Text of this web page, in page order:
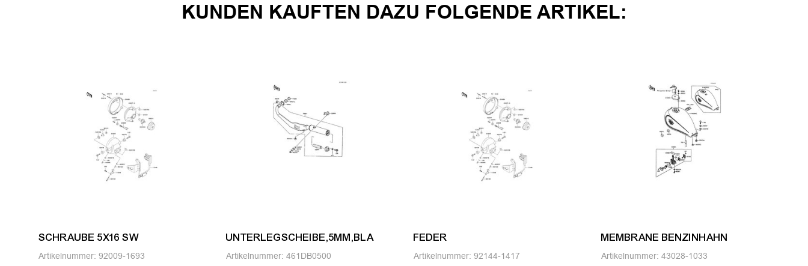
KUNDEN KAUFTEN DAZU FOLGENDE ARTIKEL:
SCHRAUBE 5X16 SW
Artikelnummer: 92009-1693
UNTERLEGSCHEIBE,5MM,BLA
Artikelnummer: 461DB0500
FEDER
Artikelnummer: 92144-1417
MEMBRANE BENZINHAHN
Artikelnummer: 43028-1033